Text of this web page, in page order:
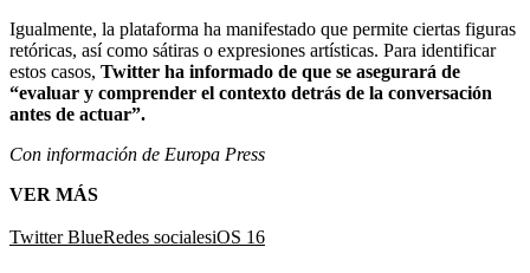
Igualmente, la plataforma ha manifestado que permite ciertas figuras
retóricas, así como sátiras o expresiones artísticas. Para identificar
estos casos, Twitter ha informado de que se asegurará de
“evaluar y comprender el contexto detrás de la conversación
antes de actuar”.
Con información de Europa Press
VER MÁS
Twitter BlueRedes socialesiOS 16